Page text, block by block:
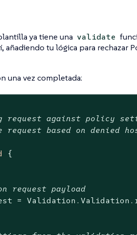
ya tiene una validate
añadiendo tu lógica para rechazar
una vez completada:
request against policy
based on denied
{
request payload
=